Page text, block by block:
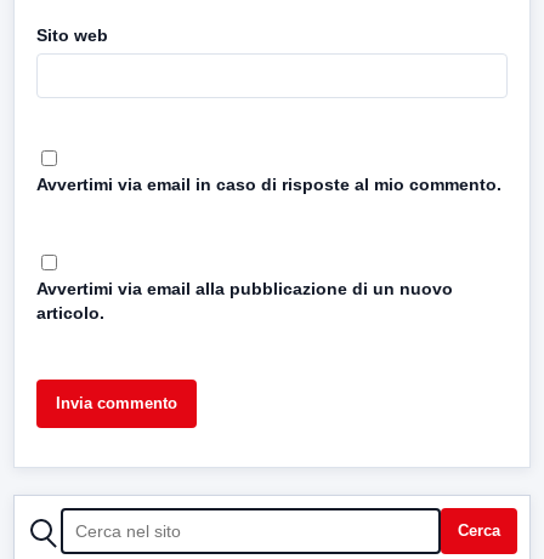
Sito web
Avvertimi via email in caso di risposte al mio commento.
Avvertimi via email alla pubblicazione di un nuovo
articolo.
CERCA Cerca